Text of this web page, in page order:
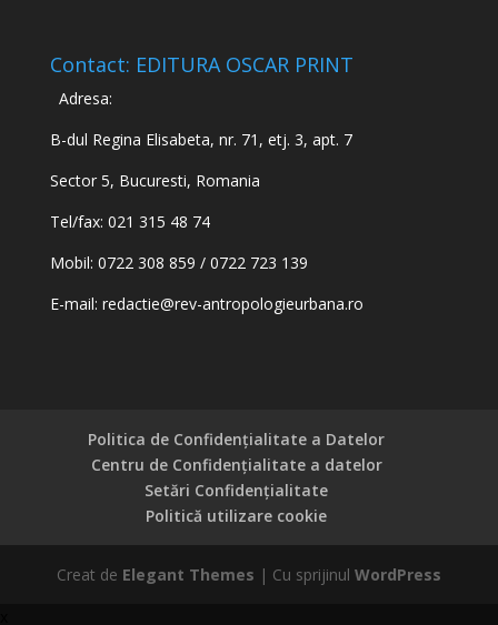
Contact: EDITURA OSCAR PRINT
Adresa:
B-dul Regina Elisabeta, nr. 71, etj. 3, apt. 7
Sector 5, Bucuresti, Romania
Tel/fax: 021 315 48 74
Mobil: 0722 308 859 / 0722 723 139
E-mail: redactie@rev-antropologieurbana.ro
Politica de Confidențialitate a Datelor
Centru de Confidențialitate a datelor
Setări Confidențialitate
Politică utilizare cookie
Creat de Elegant Themes | Cu sprijinul WordPress